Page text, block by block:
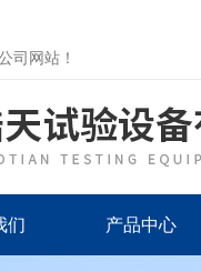
司网站！
们 产品中心